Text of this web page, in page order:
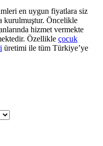
en uygun fiyatlara siz
kurulmuştur. Öncelikle
hizmet vermekte
Özellikle çocuk
üretimi ile tüm Türkiye’ye